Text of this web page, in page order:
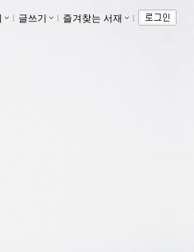
ｌ 글쓰기 ｌ 즐겨찾는 서재 ｌ